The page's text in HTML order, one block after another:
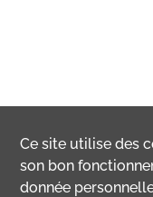
Ce site utilise des
son bon
donnée